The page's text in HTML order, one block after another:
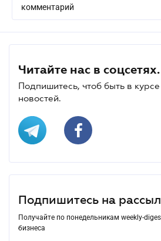
комментарий
Читайте нас в соцсетях.
Подпишитесь, чтоб быть в
новостей.
Подпишитесь на
Получайте по понедельникам weekly-
бизнеса